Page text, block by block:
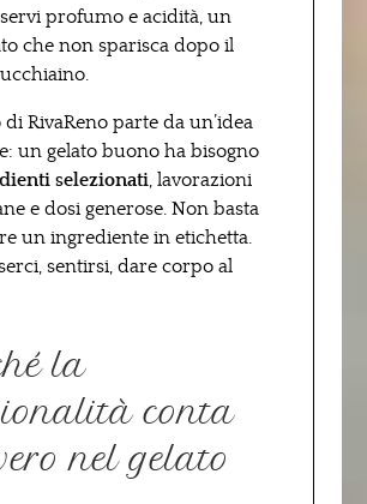
profumo e acidità, un
che non sparisca dopo il
RivaReno parte da un’idea
un gelato buono ha bisogno
selezionati, lavorazioni
e dosi generose. Non basta
un ingrediente in etichetta.
sentirsi, dare corpo al
la
conta
nel gelato